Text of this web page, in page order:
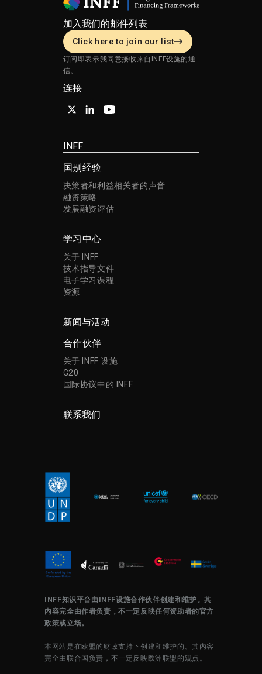
加入我们的邮件列表
Click here to join our list
订阅即表示我同意接收来自INFF设施的通
信。
连接
INFF
国别经验
决策者和利益相关者的声音
融资策略
发展融资评估
学习中心
关于 INFF
技术指导文件
电子学习课程
资源
新闻与活动
合作伙伴
关于 INFF 设施
G20
国际协议中的 INFF
联系我们
INFF知识平台由INFF设施合作伙伴创建和维护。其
内容完全由作者负责，不一定反映任何资助者的官方
政策或立场。
本网站是在欧盟的财政支持下创建和维护的。其内容
完全由联合国负责，不一定反映欧洲联盟的观点。